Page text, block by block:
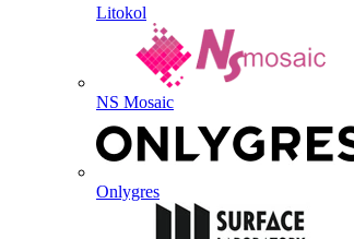
Litokol
NS Mosaic
Onlygres